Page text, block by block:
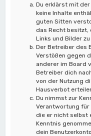
Du erklärst mit
keine Inhalte
guten Sitten
das Recht besitzt,
Links und Bilder
Der Betreiber des
Verstößen gegen
anderer im Board
Betreiber dich
von der Nutzung
Hausverbot
Du nimmst zur
Verantwortung für
die er nicht selbst
Kenntnis
dein